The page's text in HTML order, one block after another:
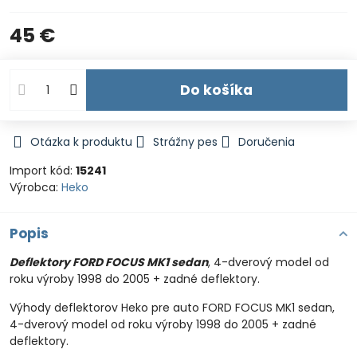
45 €
Do košíka
Otázka k produktu Strážny pes
Doručenia
Import kód: 15241
Výrobca: Heko
Popis
Deflektory FORD FOCUS MK1 sedan, 4-dverový model od
roku výroby 1998 do 2005 + zadné deflektory.
Výhody deflektorov Heko pre auto FORD FOCUS MK1 sedan,
4-dverový model od roku výroby 1998 do 2005 + zadné
deflektory.